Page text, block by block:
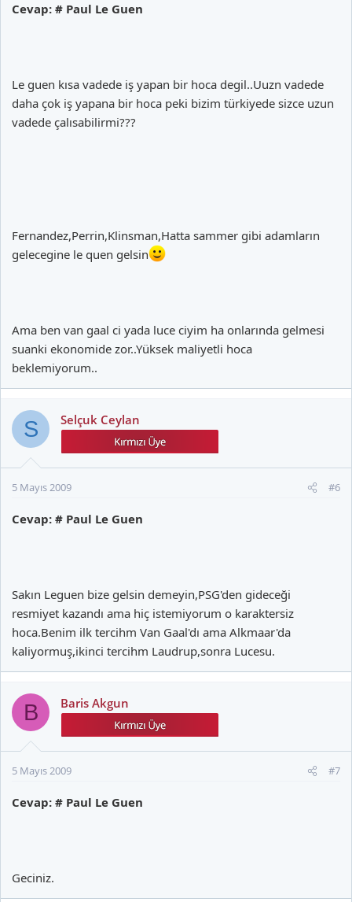
Cevap: # Paul Le Guen
Le guen kısa vadede iş yapan bir hoca degil..Uuzn vadede
daha çok iş yapana bir hoca peki bizim türkiyede sizce uzun
vadede çalısabilirmi???
Fernandez,Perrin,Klinsman,Hatta sammer gibi adamların
gelecegine le quen gelsin
Ama ben van gaal ci yada luce ciyim ha onlarında gelmesi
suanki ekonomide zor..Yüksek maliyetli hoca
beklemiyorum..
S Selçuk Ceylan
5 Mayıs 2009 #6
Cevap: # Paul Le Guen
Sakın Leguen bize gelsin demeyin,PSG'den gideceği
resmiyet kazandı ama hiç istemiyorum o karaktersiz
hoca.Benim ilk tercihm Van Gaal'dı ama Alkmaar'da
kaliyormuş,ikinci tercihm Laudrup,sonra Lucesu.
B Baris Akgun
5 Mayıs 2009 #7
Cevap: # Paul Le Guen
Geciniz.